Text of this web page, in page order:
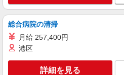
キープ
派遣社員
パーソルテンプスタッフ株式会社 東
（つくば）/26-0575241
時間相談◎［駅
サポート事務◎
総合病院の清掃
月給 257,400円
港区
詳細を見る